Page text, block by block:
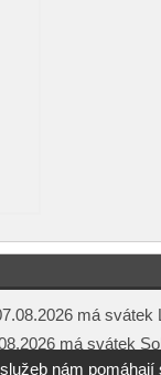
má svátek
má svátek
nám pomáhají